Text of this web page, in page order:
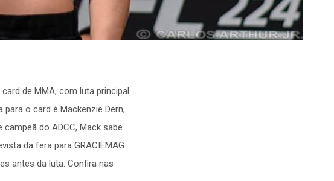
de MMA, com luta principal
para o card é Mackenzie Dern,
do ADCC, Mack sabe
da fera para GRACIEMAG
antes da luta. Confira nas